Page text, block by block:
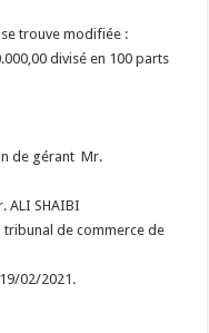
se trouve modifiée :
divisé en 100 parts
de gérant Mr.
ALI SHAIBI
de commerce de
02/2021.